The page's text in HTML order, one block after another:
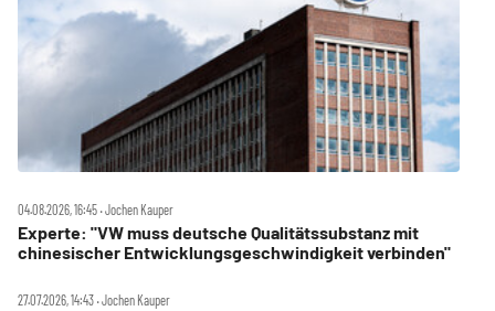
04.08.2026, 16:45 ‧ Jochen Kauper
Experte: "VW muss deutsche Qualitätssubstanz mit
chinesischer Entwicklungsgeschwindigkeit verbinden"
27.07.2026, 14:43 ‧ Jochen Kauper